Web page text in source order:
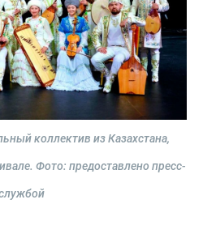
коллектив из Казахстана,
Фото: предоставлено пресс-